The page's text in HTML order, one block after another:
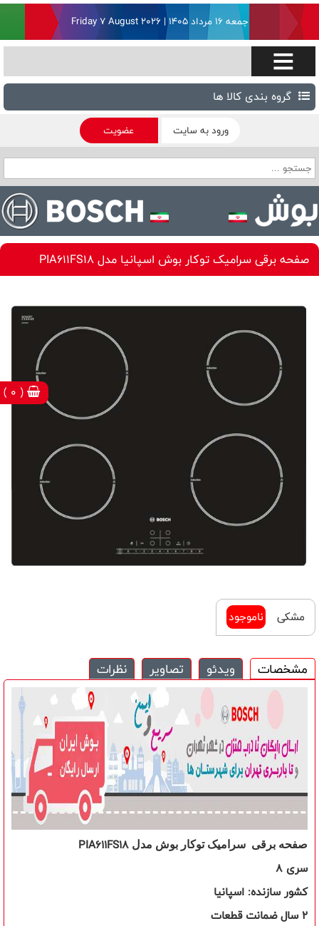
( 0 )
جمعه ۱۶ مرداد ۱۴۰۵ | Friday 7 August 2026
گروه بندی کالا ها
ورود به سایت عضویت
صفحه برقی سرامیک توکار بوش اسپانیا مدل PIA611FS18
مشکی ناموجود
مشخصات ویدئو تصاویر نظرات
صفحه برقی سرامیک توکار بوش مدل PIA611FS18
سری 8
کشور سازنده: اسپانیا
2 سال ضمانت قطعات